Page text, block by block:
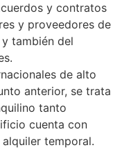
y contratos
y proveedores de
también del
de alto
anterior, se trata
tanto
cuenta con
temporal.